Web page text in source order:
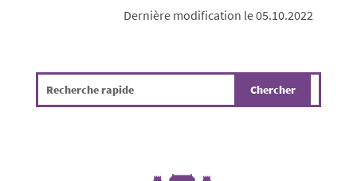
Dernière modification le 05.10.2022